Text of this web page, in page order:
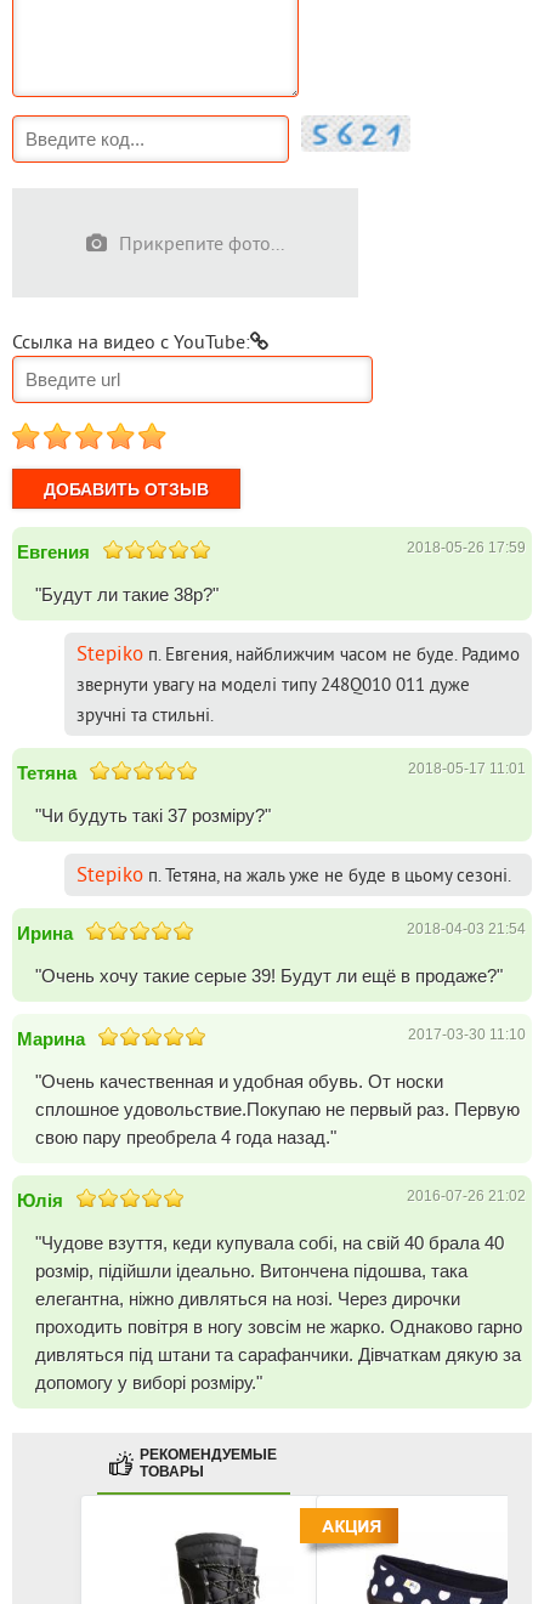
Прикрепите фото...
Ссылка на видео с YouTube:
1 2 3 4 5
Евгения 2018-05-26 17:59
"Будут ли такие 38р?"
Stepiko п. Евгения, найближчим часом не буде. Радимо
звернути увагу на моделі типу 248Q010 011 дуже
зручні та стильні.
Тетяна 2018-05-17 11:01
"Чи будуть такі 37 розміру?"
Stepiko п. Тетяна, на жаль уже не буде в цьому сезоні.
Ирина 2018-04-03 21:54
"Очень хочу такие серые 39! Будут ли ещё в продаже?"
Марина 2017-03-30 11:10
"Очень качественная и удобная обувь. От носки
сплошное удовольствие.Покупаю не первый раз. Первую
свою пару преобрела 4 года назад."
Юлія 2016-07-26 21:02
"Чудове взуття, кеди купувала собі, на свій 40 брала 40
розмір, підійшли ідеально. Витончена підошва, така
елегантна, ніжно дивляться на нозі. Через дирочки
проходить повітря в ногу зовсім не жарко. Однаково гарно
дивляться під штани та сарафанчики. Дівчаткам дякую за
допомогу у виборі розміру."
РЕКОМЕНДУЕМЫЕ
ТОВАРЫ